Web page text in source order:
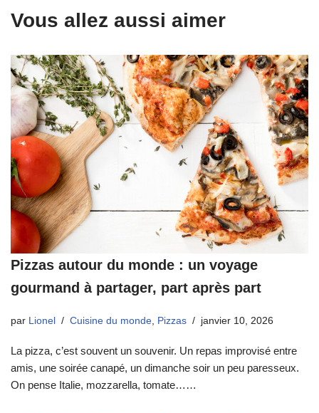
Vous allez aussi aimer
Pizzas autour du monde : un voyage
gourmand à partager, part après part
par Lionel Cuisine du monde Pizzas janvier 10, 2026
La pizza, c’est souvent un souvenir. Un repas improvisé entre
amis, une soirée canapé, un dimanche soir un peu paresseux.
On pense Italie, mozzarella, tomate……